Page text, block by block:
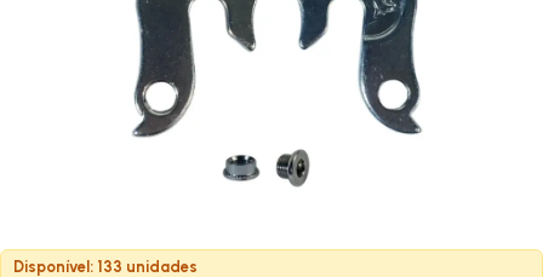
Disponível: 133 unidades